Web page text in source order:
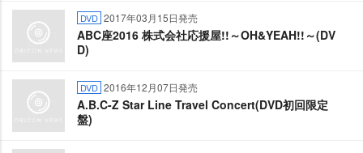
DVD 2017年03月15日発売
ABC座2016 株式会社応援屋!!～OH&YEAH!!～(DV
D)
DVD 2016年12月07日発売
A.B.C-Z Star Line Travel Concert(DVD初回限定
盤)